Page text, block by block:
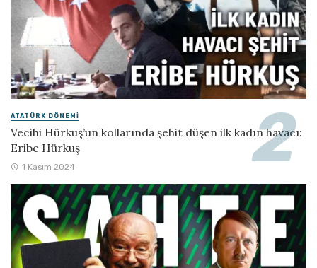
ATATÜRK DÖNEMI
Vecihi Hürkuş’un kollarında şehit düşen ilk kadın havacı:
Eribe Hürkuş
1 Kasım 2024